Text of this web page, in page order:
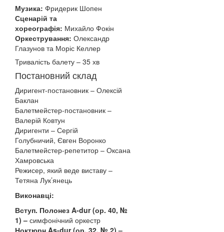
Музика: Фридерик Шопен
Сценарій та
хореографія: Михайло Фокін
Оркестрування: Олександр
Глазунов та Моріс Келлер
Тривалість балету – 35 хв
Постановний склад
Диригент-постановник – Олексій
Баклан
Балетмейстер-постановник –
Валерій Ковтун
Диригенти – Сергій
Голубничий, Євген Воронко
Балетмейстер-репетитор – Оксана
Хамровська
Режисер, який веде виставу –
Тетяна Лук’янець
Виконавці:
Вступ. Полонез A-dur (ор. 40, №
1) – симфонічний оркестр
Ноктюрн As-dur (ор. 32, № 2) –